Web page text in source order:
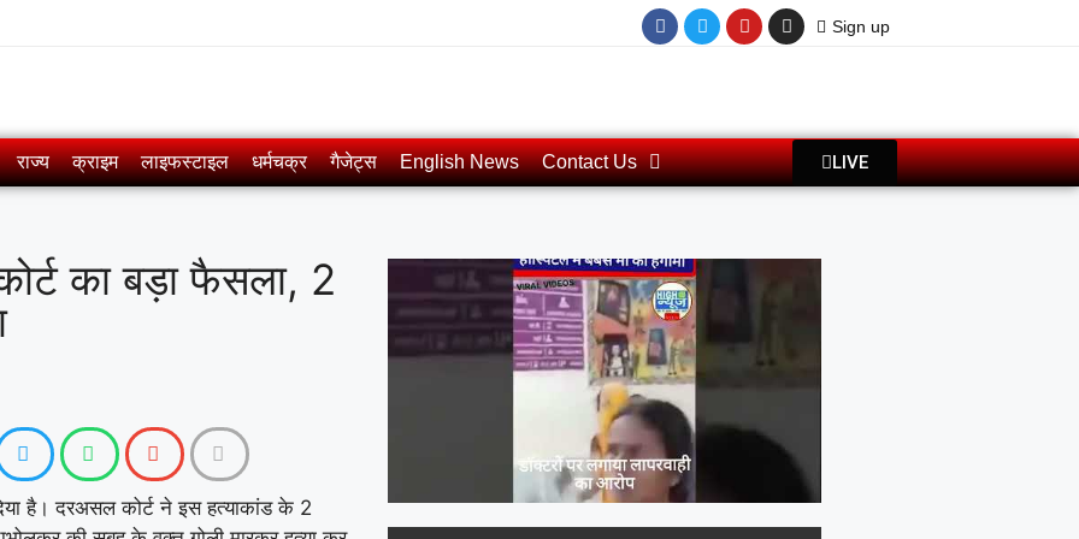
Sign up
राज्य क्राइम लाइफस्टाइल धर्मचक्र गैजेट्स English News Contact Us LIVE
का बड़ा फैसला, 2
है। दरअसल कोर्ट ने इस हत्याकांड के 2